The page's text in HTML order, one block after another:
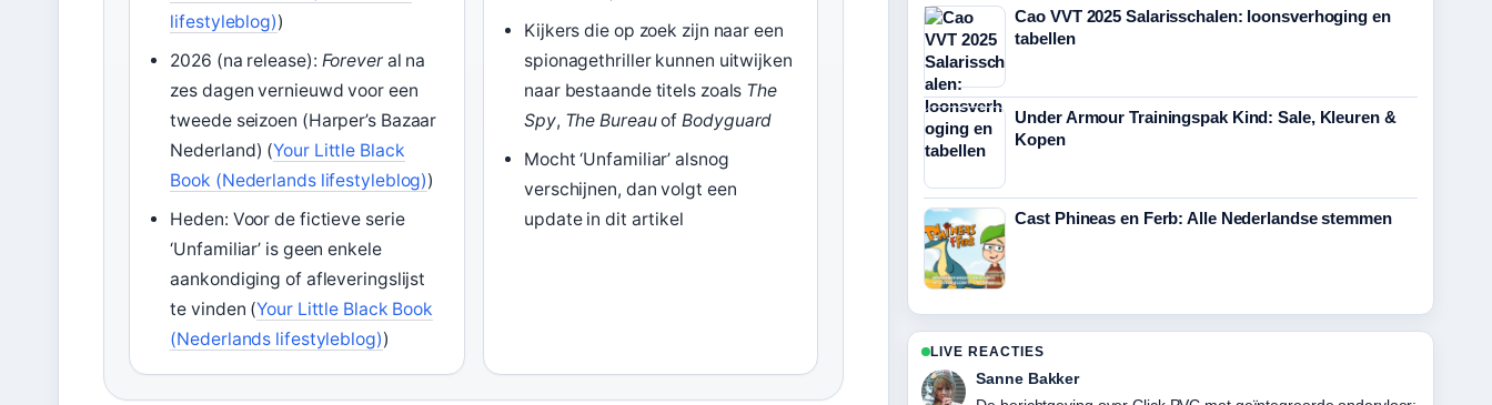
lifestyleblog))
2026 (na release): Foreveral na
zes dagen vernieuwd voor een
tweede seizoen (Harper’s Bazaar
Nederland) (Your Little Black
Book (Nederlands lifestyleblog))
Heden: Voor de fictieve serie
‘Unfamiliar’ is geen enkele
aankondiging of afleveringslijst
te vinden (Your Little Black Book
(Nederlands lifestyleblog))
Kijkers die op zoek zijn naar een
spionagethriller kunnen uitwijken
naar bestaande titels zoals The
Spy, The BureauofBodyguard
Mocht ‘Unfamiliar’ alsnog
verschijnen, dan volgt een
update in dit artikel
Cao VVT 2025 Salarisschalen: loonsverhoging en
tabellen
Under Armour Trainingspak Kind: Sale, Kleuren &
Kopen
Cast Phineas en Ferb: Alle Nederlandse stemmen
LIVE REACTIES
Sanne Bakker